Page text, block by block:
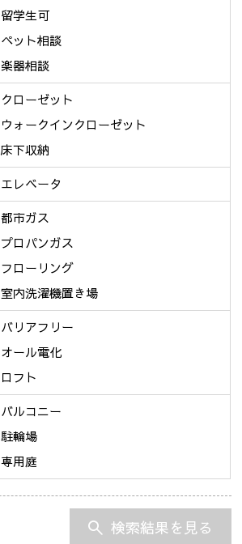
留学生可
ペット相談
楽器相談
クローゼット
ウォークインクローゼット
床下収納
エレベータ
都市ガス
プロパンガス
フローリング
室内洗濯機置き場
バリアフリー
オール電化
ロフト
バルコニー
駐輪場
専用庭
検索結果を見る